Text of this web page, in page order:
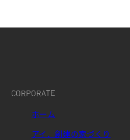
CORPORATE
ホーム
アイ．創建の家づくり